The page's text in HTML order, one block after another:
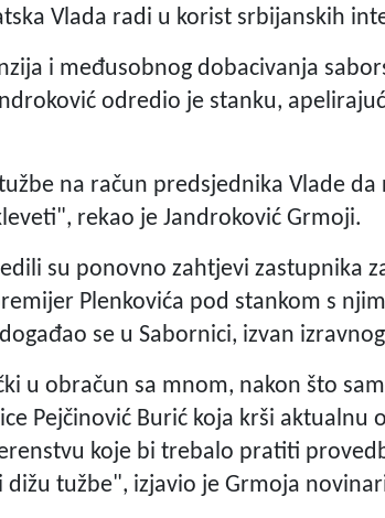
Vlada radi u korist srbijanskih
i međusobnog dobacivanja
odredio je stanku,
na račun predsjednika Vlade
rekao je Jandroković Grmoji.
su ponovno zahtjevi zastupnika
Plenkovića pod stankom s
se u Sabornici, izvan
u obračun sa mnom, nakon što
Pejčinović Burić koja krši aktualnu
koje bi trebalo pratiti
dižu tužbe", izjavio je Grmoja